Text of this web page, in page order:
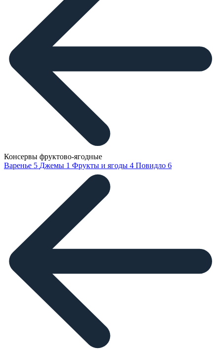
Консервы фруктово-ягодные
Варенье 5 Джемы 1 Фрукты и ягоды 4 Повидло 6